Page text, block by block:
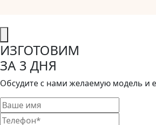
ИЗГОТОВИМ
ЗА 3 ДНЯ
Обсудите с нами желаемую модель и